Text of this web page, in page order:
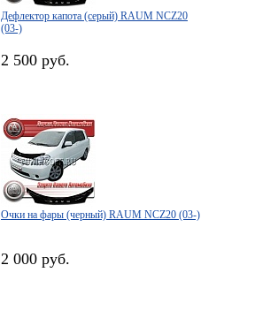
Дефлектор капота (серый) RAUM NCZ20
(03-)
2 500 руб.
Очки на фары (черный) RAUM NCZ20 (03-)
2 000 руб.